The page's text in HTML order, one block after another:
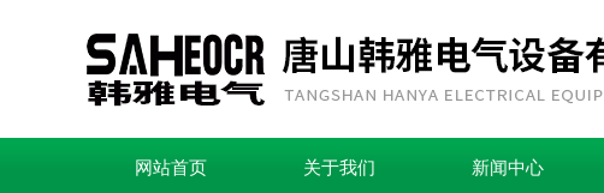
网站首页 关于我们 新闻中心